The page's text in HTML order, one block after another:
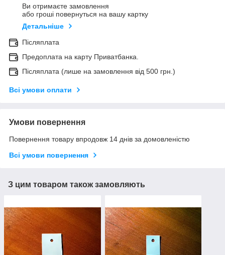
Ви отримаєте замовлення
або гроші повернуться на вашу картку
Детальніше
Післяплата
Предоплата на карту Приватбанка.
Післяплата (лише на замовлення від 500 грн.)
Всі умови оплати
Умови повернення
Повернення товару впродовж 14 днів за домовленістю
Всі умови повернення
З цим товаром також замовляють